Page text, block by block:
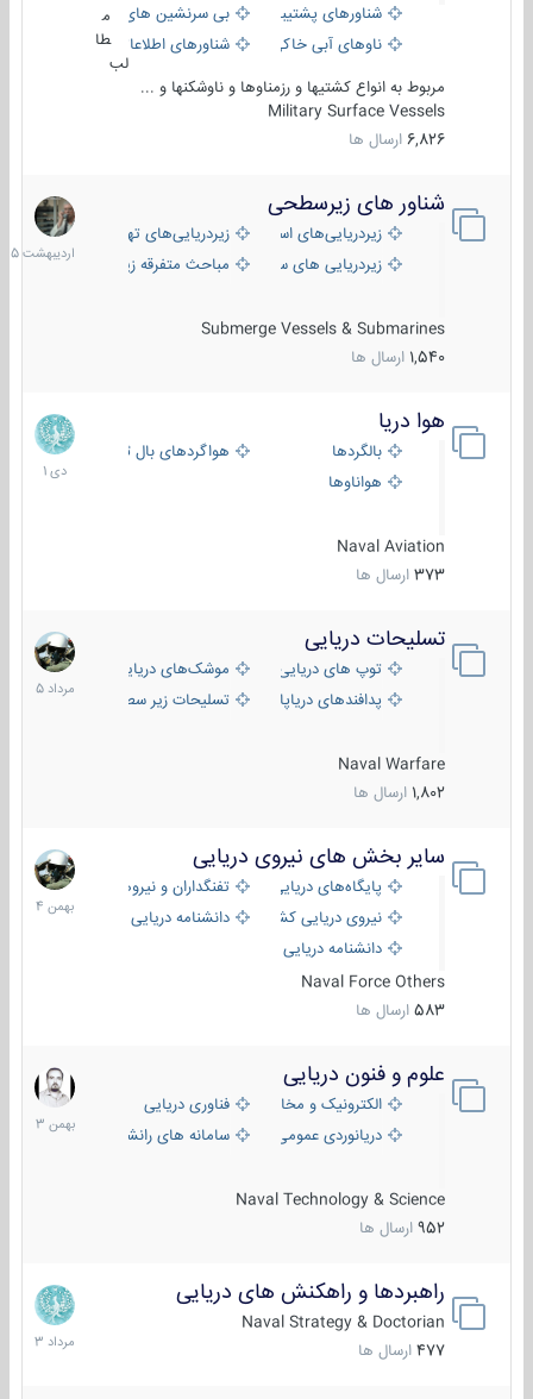
شناورهای پشتیبانی
بی سرنشین های دریایی
ناوهای آبی خاکی و نیروبرشناورهای اطلاعاتی و جاسوسی
طا
لب
مربوط به انواع کشتیها و رزمناوها و ناوشکنها و ...
Military Surface Vessels
6,826 ارسال ها
شناور های زیرسطحی
زیردریایی‌های استراتژیکزیردریایی‌های تهاجمی
زیردریایی های سبک
مباحث متفرقه زیرسطحی
Submerge Vessels & Submarines
1,540 ارسال ها
31
1405
هوا دریا
بالگردها
هواگردهای بال ثابت
هواناوها
Naval Aviation
373 ارسال ها
12
دی
1401
تسلیحات دریایی
توپ های دریایی
موشک‌های دریایی
پدافندهای دریاپایه
تسلیحات زیر سطحی
Naval Warfare
1,802 ارسال ها
2
مرداد
1405
سایر بخش های نیروی دریایی
پایگاه‌های دریایی
تفنگداران و نیروهای ویژه‌ی دریایی
نیروی دریایی کشورهای مختلفدانشنامه دریایی
دانشنامه دریایی کپی
Naval Force Others
583 ارسال ها
22
بهمن
1404
علوم و فنون دریایی
الکترونیک و مخابرات دریاییفناوری دریایی
دریانوردی عمومی
سامانه های رانشی دریایی
Naval Technology & Science
952 ارسال ها
6
بهمن
1403
راهبردها و راهکنش های دریایی
Naval Strategy & Doctorian
477 ارسال ها
2
مرداد
1403